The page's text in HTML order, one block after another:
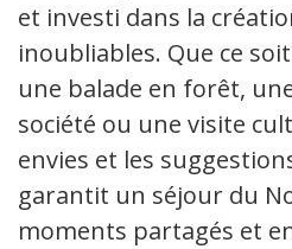
et investi dans la
inoubliables. Que ce
une balade en forêt,
société ou une visite
envies et les
garantit un séjour du
moments partagés et